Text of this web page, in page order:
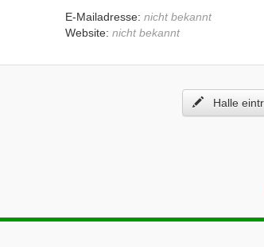
E-Mailadresse: nicht bekannt
Website: nicht bekannt
Halle